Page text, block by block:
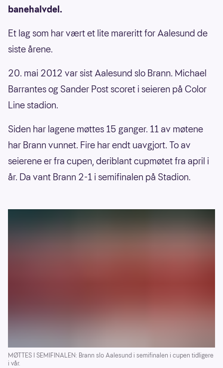
banehalvdel.
Et lag som har vært et lite mareritt for Aalesund de
siste årene.
20. mai 2012 var sist Aalesund slo Brann. Michael
Barrantes og Sander Post scoret i seieren på Color
Line stadion.
Siden har lagene møttes 15 ganger. 11 av møtene
har Brann vunnet. Fire har endt uavgjort. To av
seierene er fra cupen, deriblant cupmøtet fra april i
år. Da vant Brann 2-1 i semifinalen på Stadion.
MØTTES I SEMIFINALEN: Brann slo Aalesund i semifinalen i cupen tidligere
i vår.